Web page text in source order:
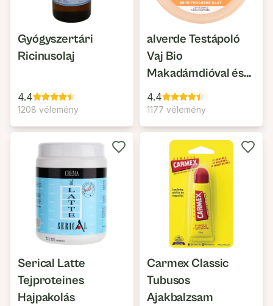
Gyógyszertári
Ricinusolaj
4.4
1208 vélemény
alverde Testápoló
Vaj Bio
Makadámdióval és
Bio Karitévajjal
Nagyon Száraz
Bőrre
4.4
1177 vélemény
Serical Latte
Tejproteines
Hajpakolás
Carmex Classic
Tubusos
Ajakbalzsam